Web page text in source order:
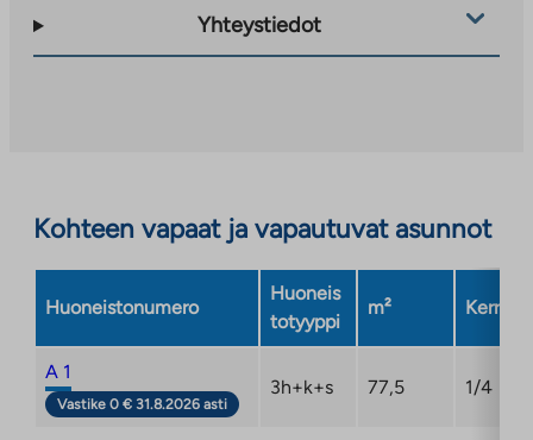
ulkopuoliseen
Yhteystiedot
Kohteen vapaat ja vapautuvat asunnot
Huoneistonumero
Huoneis
totyyppi
m² Kerros
A 1
Vastike 0 € 31.8.2026 asti
3h+k+s 77,5 1/4